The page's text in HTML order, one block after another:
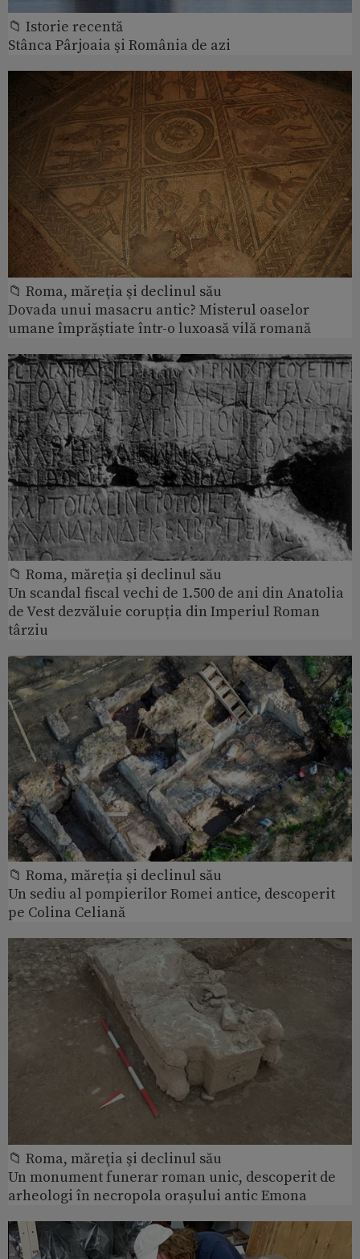
📁 Istorie recentă
Stânca Pârjoaia şi România de azi
📁 Roma, măreţia şi declinul său
Dovada unui masacru antic? Misterul oaselor
umane împrăștiate într-o luxoasă vilă romană
📁 Roma, măreţia şi declinul său
Un scandal fiscal vechi de 1.500 de ani din Anatolia
de Vest dezvăluie corupția din Imperiul Roman
târziu
📁 Roma, măreţia şi declinul său
Un sediu al pompierilor Romei antice, descoperit
pe Colina Celiană
📁 Roma, măreţia şi declinul său
Un monument funerar roman unic, descoperit de
arheologi în necropola orașului antic Emona